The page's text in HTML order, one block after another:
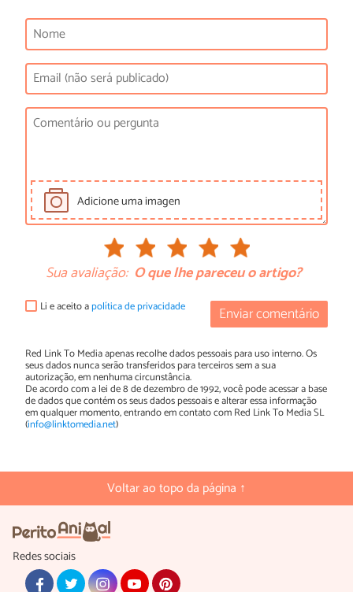
Adicione uma imagen
Sua avaliação: O que lhe pareceu o artigo?
Enviar comentário
Li e aceito apolítica de privacidade
Red Link To Media apenas recolhe dados pessoais para uso interno. Os
seus dados nunca serão transferidos para terceiros sem a sua
autorização, em nenhuma circunstância.
De acordo com a lei de 8 de dezembro de 1992, você pode acessar a base
de dados que contém os seus dados pessoais e alterar essa informação
em qualquer momento, entrando em contato com Red Link To Media SL
(info@linktomedia.net)
Voltar ao topo da página ↑
Redes sociais